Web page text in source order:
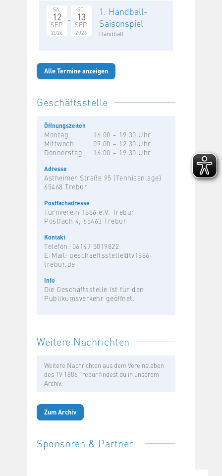
SA.
12
SEP.
2026
SO.
13
SEP.
2026
1. Handball-
Saisonspiel
Handball
Alle Termine anzeigen
Geschäftsstelle
Öffnungszeiten
Montag
16.00 – 19.30 Uhr
Mittwoch
09.00 – 12.30 Uhr
Donnerstag
16.00 – 19.30 Uhr
Adresse
Astheimer Straße 95 (Tennisanlage)
65468 Trebur
Postfachadresse
Turnverein 1886 e.V. Trebur
Postfach 4, 65463 Trebur
Kontakt
Telefon: 06147 5019822
E-Mail: geschaeftsstelle@tv1886-
trebur.de
Info
Die Geschäftsstelle ist für den
Publikumsverkehr geöffnet.
Weitere Nachrichten
Weitere Nachrichten aus dem Vereinsleben
des TV 1886 Trebur findest du in unserem
Archiv.
Zum Archiv
Sponsoren & Partner